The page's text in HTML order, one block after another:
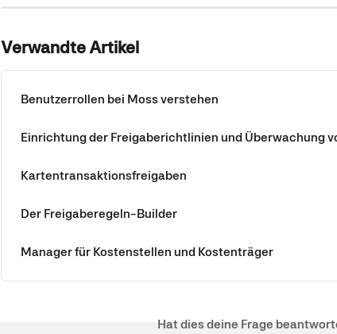
Verwandte Artikel
Benutzerrollen bei Moss verstehen
Einrichtung der Freigaberichtlinien und Überwachung
Kartentransaktionsfreigaben
Der Freigaberegeln-Builder
Manager für Kostenstellen und Kostenträger
Hat dies deine Frage